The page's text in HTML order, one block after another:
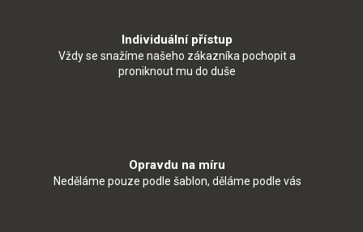
Individuální přístup
Vždy se snažíme našeho zákazníka pochopit a
proniknout mu do duše
Opravdu na míru
Neděláme pouze podle šablon, děláme podle vás